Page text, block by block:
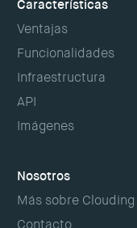
Características
Ventajas
Funcionalidades
Infraestructura
API
Imágenes
Nosotros
Más sobre Clouding
Contacto